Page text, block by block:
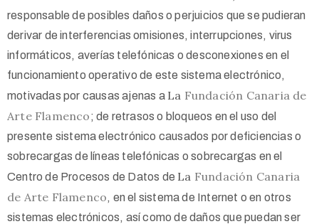
responsable de posibles daños o perjuicios que se pudieran
derivar de interferencias omisiones, interrupciones, virus
informáticos, averías telefónicas o desconexiones en el
funcionamiento operativo de este sistema electrónico,
motivadas por causas ajenas a La Fundación Canaria de
Arte Flamenco; de retrasos o bloqueos en el uso del
presente sistema electrónico causados por deficiencias o
sobrecargas de líneas telefónicas o sobrecargas en el
Centro de Procesos de Datos de La Fundación Canaria
de Arte Flamenco, en el sistema de Internet o en otros
sistemas electrónicos, así como de daños que puedan ser